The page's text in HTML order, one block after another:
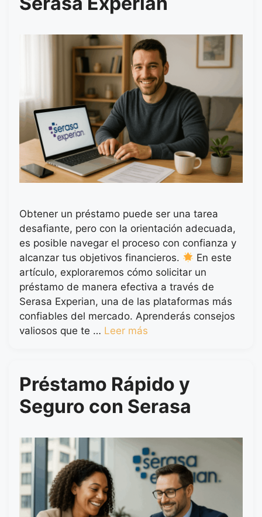
Obtener un préstamo puede ser una tarea
desafiante, pero con la orientación adecuada,
es posible navegar el proceso con confianza y
alcanzar tus objetivos financieros.
En este
artículo, exploraremos cómo solicitar un
préstamo de manera efectiva a través de
Serasa Experian, una de las plataformas más
confiables del mercado. Aprenderás consejos
valiosos que te … Leer más
Préstamo Rápido y
Seguro con Serasa